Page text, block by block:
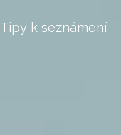
Tipy k seznámení